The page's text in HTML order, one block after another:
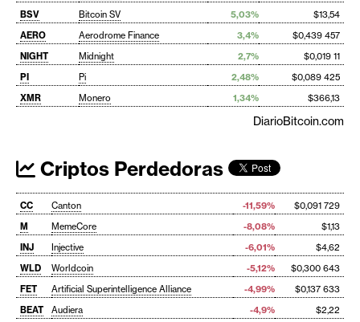
BSV
Bitcoin SV 5,03%
$13,54
AERO
Aerodrome Finance 3,4%
$0,439 457
NIGHT
Midnight 2,7%
$0,019 11
PI
Pi 2,48%
$0,089 425
XMR
Monero 1,34% $366,13
DiarioBitcoin.com
Criptos Perdedoras
CC Canton -11,59%
$0,091 729
M
MemeCore -8,08%
$1,13
INJ
Injective -6,01%
$4,62
WLD
Worldcoin -5,12%
$0,300 643
FET
Artificial Superintelligence Alliance -4,99%
$0,137 633
BEAT
Audiera -4,9%
$2,22